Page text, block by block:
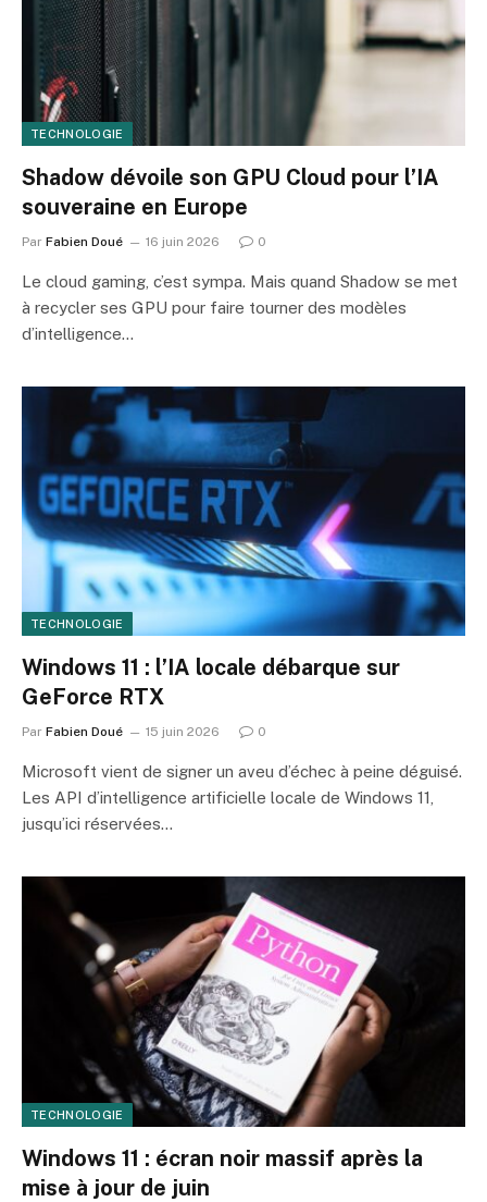
TECHNOLOGIE
Shadow dévoile son GPU Cloud pour l’IA
souveraine en Europe
Par Fabien Doué 16 juin 2026 0
Le cloud gaming, c’est sympa. Mais quand Shadow se met
à recycler ses GPU pour faire tourner des modèles
d’intelligence…
TECHNOLOGIE
Windows 11 : l’IA locale débarque sur
GeForce RTX
Par Fabien Doué 15 juin 2026 0
Microsoft vient de signer un aveu d’échec à peine déguisé.
Les API d’intelligence artificielle locale de Windows 11,
jusqu’ici réservées…
TECHNOLOGIE
Windows 11 : écran noir massif après la
mise à jour de juin